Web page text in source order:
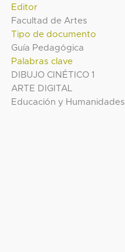
Editor
Facultad de Artes
Tipo de documento
Guía Pedagógica
Palabras clave
DIBUJO CINÉTICO 1
ARTE DIGITAL
Educación y Humanidades